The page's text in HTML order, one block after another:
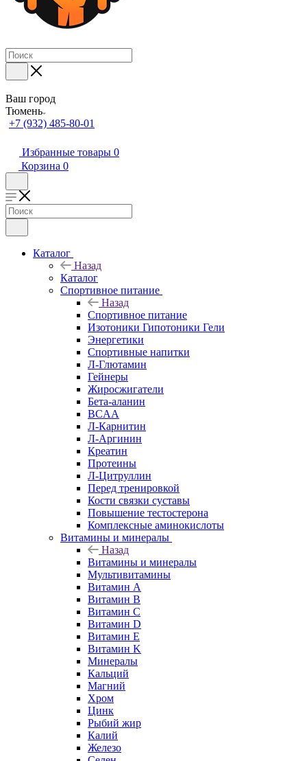
Ваш город
Тюмень
+7 (932) 485-80-01
Избранные товары 0
Корзина 0
Каталог
Назад
Каталог
Спортивное питание
Назад
Спортивное питание
Изотоники Гипотоники Гели
Энергетики
Спортивные напитки
Л-Глютамин
Гейнеры
Жиросжигатели
Бета-аланин
BCAA
Л-Карнитин
Л-Аргинин
Креатин
Протеины
Л-Цитруллин
Перед тренировкой
Кости связки суставы
Повышение тестостерона
Комплексные аминокислоты
Витамины и минералы
Назад
Витамины и минералы
Мультивитамины
Витамин A
Витамин B
Витамин C
Витамин D
Витамин E
Витамин K
Минералы
Кальций
Магний
Хром
Цинк
Рыбий жир
Калий
Железо